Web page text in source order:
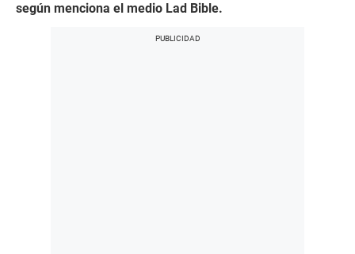
según menciona el medio Lad Bible.